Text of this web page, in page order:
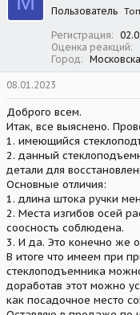
Пользователь
Регистрация
Оценка реакций
Город
08.01.2023
Доброго всем.
Итак, все выяснено.
1. имеющийся
2. данный
детали для
Основные отличия:
1. длина штока ручки
2. Места изгибов осей
соосность соблюдена.
3. И да. Это конечно же
В итоге что имеем при
стеклоподъемника
доработав этот можно
как посадочное место